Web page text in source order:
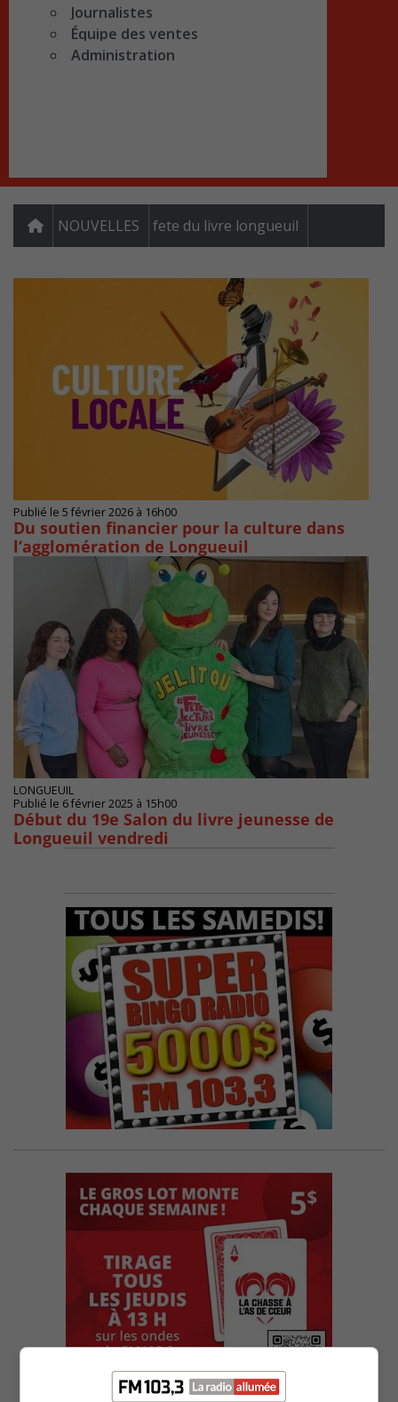
Journalistes
Équipe des ventes
Administration
NOUVELLES fete du livre longueuil
Publié le 5 février 2026 à 16h00
Du soutien financier pour la culture dans
l’agglomération de Longueuil
LONGUEUIL
Publié le 6 février 2025 à 15h00
Début du 19e Salon du livre jeunesse de
Longueuil vendredi